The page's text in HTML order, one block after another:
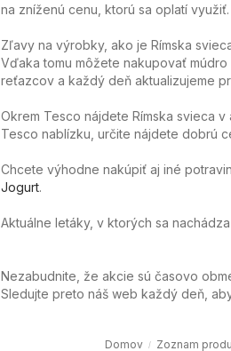
na zníženú cenu, ktorú sa oplatí využiť.
Zľavy na výrobky, ako je Rímska
Vďaka tomu môžete nakupovať
reťazcov a každý deň aktualizujeme
Okrem Tesco nájdete Rímska svieca
Tesco nablízku, určite nájdete dobrú
Chcete výhodne nakúpiť aj iné
Jogurt.
Aktuálne letáky, v ktorých sa
Nezabudnite, že akcie sú časovo
Sledujte preto náš web každý deň,
Domov Zoznam